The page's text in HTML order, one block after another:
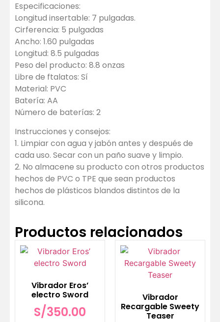
Especificaciones:
Longitud insertable: 7 pulgadas.
Cirferencia: 5 pulgadas
Ancho: 1.60 pulgadas
Longitud: 8.5 pulgadas
Peso del producto: 8.8 onzas
Libre de ftalatos: Sí
Material: PVC
Batería: AA
Número de baterías: 2
Instrucciones y consejos:
1. Limpiar con agua y jabón antes y después de
cada uso. Secar con un paño suave y limpio.
2. No almacene su producto con otros productos
hechos de PVC o TPE que sean productos
hechos de plásticos blandos distintos de la
silicona.
Productos relacionados
Vibrador Eros’
electro Sword
S/350.00
Vibrador
Recargable Sweety
Teaser